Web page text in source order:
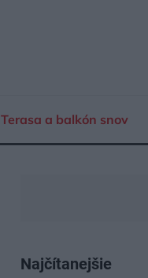
Terasa a balkón snov
Najčítanejšie